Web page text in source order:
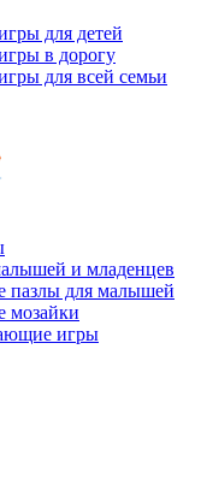
для детей
в дорогу
для всей семьи
и младенцев
пазлы для малышей
мозайки
игры